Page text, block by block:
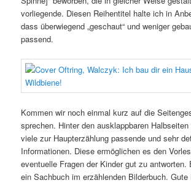
vorliegende. Diesen Reihentitel halte ich in
dass überwiegend „geschaut“ und weniger
passend.
Kommen wir noch einmal kurz auf die
sprechen. Hinter den ausklappbaren
viele zur Haupterzählung passende und sehr
Informationen. Diese ermöglichen es den
eventuelle Fragen der Kinder gut zu
ein Sachbuch im erzählenden Bilderbuch. Gute